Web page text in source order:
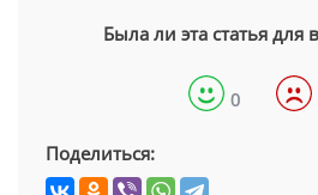
Была ли эта статья для
0
Поделиться: